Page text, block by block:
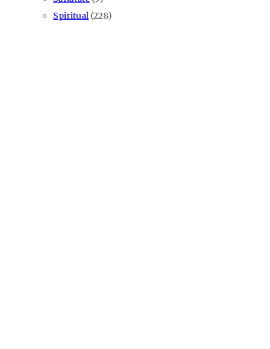
Spiritual (228)